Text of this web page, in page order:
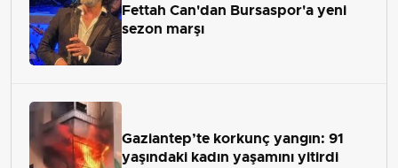
Fettah Can'dan Bursaspor'a yeni
sezon marşı
Gaziantep’te korkunç yangın: 91
yaşındaki kadın yaşamını yitirdi